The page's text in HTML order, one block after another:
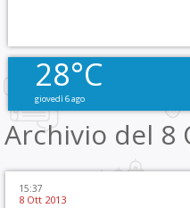
28°C
giovedì 6 ago
Archivio del 8
15:37
8 Ott 2013